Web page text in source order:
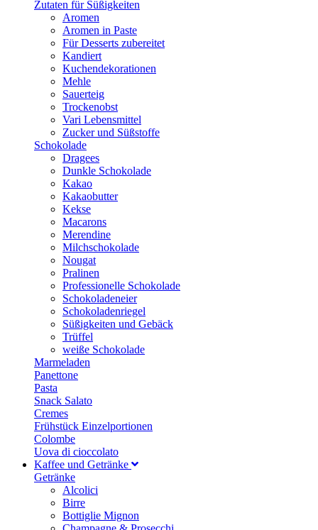
Zutaten für Süßigkeiten
Aromen
Aromen in Paste
Für Desserts zubereitet
Kandiert
Kuchendekorationen
Mehle
Sauerteig
Trockenobst
Vari Lebensmittel
Zucker und Süßstoffe
Schokolade
Dragees
Dunkle Schokolade
Kakao
Kakaobutter
Kekse
Macarons
Merendine
Milchschokolade
Nougat
Pralinen
Professionelle Schokolade
Schokoladeneier
Schokoladenriegel
Süßigkeiten und Gebäck
Trüffel
weiße Schokolade
Marmeladen
Panettone
Pasta
Snack Salato
Cremes
Frühstück Einzelportionen
Colombe
Uova di cioccolato
Kaffee und Getränke
Getränke
Alcolici
Birre
Bottiglie Mignon